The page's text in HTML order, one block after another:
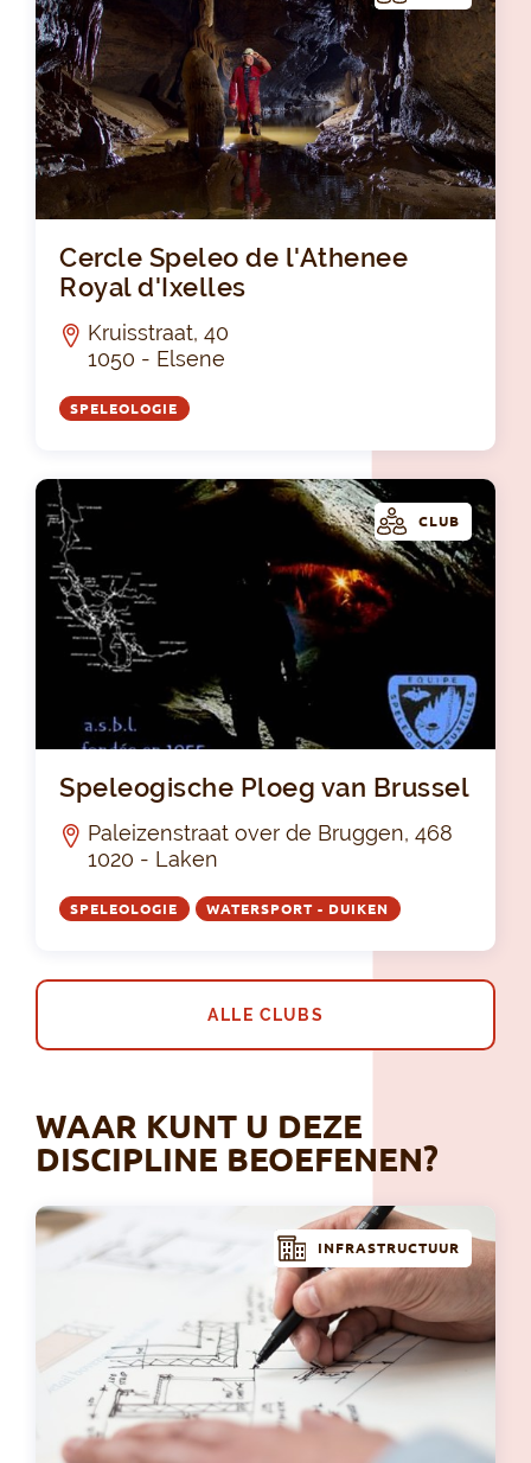
Cercle Speleo de l'Athenee
Royal d'Ixelles
Kruisstraat, 40
1050 - Elsene
SPELEOLOGIE
CLUB
Speleogische Ploeg van Brussel
Paleizenstraat over de Bruggen, 468
1020 - Laken
SPELEOLOGIE WATERSPORT - DUIKEN
ALLE CLUBS
WAAR KUNT U DEZE
DISCIPLINE BEOEFENEN?
INFRASTRUCTUUR